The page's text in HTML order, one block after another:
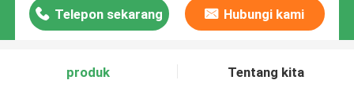
Telepon sekarang Hubungi kami
produk Tentang kita